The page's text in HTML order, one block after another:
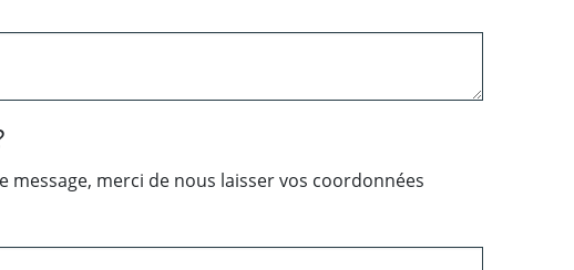
message, merci de nous laisser vos coordonnées